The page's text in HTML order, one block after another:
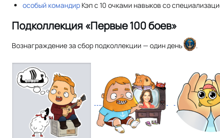
особый командир Кэп с 10 очками навыков со
Подколлекция «Первые 100 боев»
Вознаграждение за сбор подколлекции — один день .